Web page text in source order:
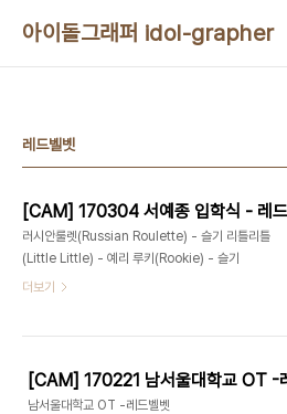
아이돌그래퍼 idol-grapher
레드벨벳
러시안룰렛(Russian Roulette) - 슬기 리틀리틀
(Little Little) - 예리 루키(Rookie) - 슬기
더보기
남서울대학교 OT -레드벨벳